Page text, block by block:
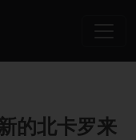
的北卡罗来